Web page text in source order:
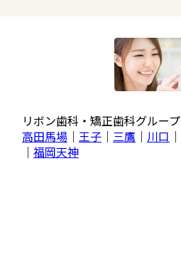
リボン歯科・矯正歯科グループ
高田馬場 ｜ 王子 ｜ 三鷹 ｜ 川口 ｜
｜ 福岡天神